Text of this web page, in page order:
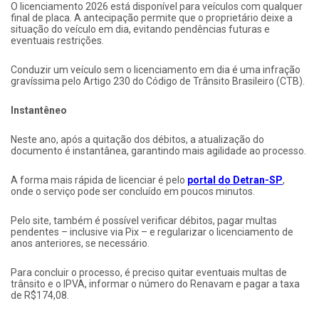
O licenciamento 2026 está disponível para veículos com qualquer
final de placa. A antecipação permite que o proprietário deixe a
situação do veículo em dia, evitando pendências futuras e
eventuais restrições.
Conduzir um veículo sem o licenciamento em dia é uma infração
gravíssima pelo Artigo 230 do Código de Trânsito Brasileiro (CTB).
Instantêneo
Neste ano, após a quitação dos débitos, a atualização do
documento é instantânea, garantindo mais agilidade ao processo.
A forma mais rápida de licenciar é pelo portal do Detran-SP,
onde o serviço pode ser concluído em poucos minutos.
Pelo site, também é possível verificar débitos, pagar multas
pendentes – inclusive via Pix – e regularizar o licenciamento de
anos anteriores, se necessário.
Para concluir o processo, é preciso quitar eventuais multas de
trânsito e o IPVA, informar o número do Renavam e pagar a taxa
de R$174,08.